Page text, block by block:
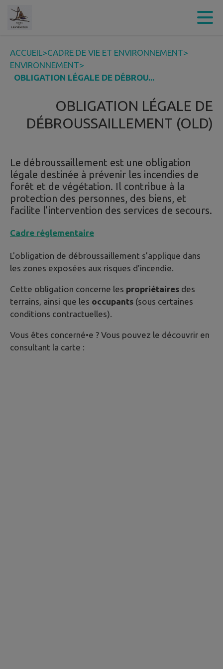
Contenu
ACCUEIL>CADRE DE VIE ET ENVIRONNEMENT>
ENVIRONNEMENT>
OBLIGATION LÉGALE DE DÉBROU...
OBLIGATION LÉGALE DE
DÉBROUSSAILLEMENT (OLD)
Le débroussaillement est une obligation
légale destinée à prévenir les incendies de
forêt et de végétation. Il contribue à la
protection des personnes, des biens, et
facilite l’intervention des services de secours.
Cadre réglementaire
L'obligation de débroussaillement s’applique dans
les zones exposées aux risques d’incendie.
Cette obligation concerne les propriétaires des
terrains, ainsi que les occupants (sous certaines
conditions contractuelles).
Vous êtes concerné•e ? Vous pouvez le découvrir en
consultant la carte :